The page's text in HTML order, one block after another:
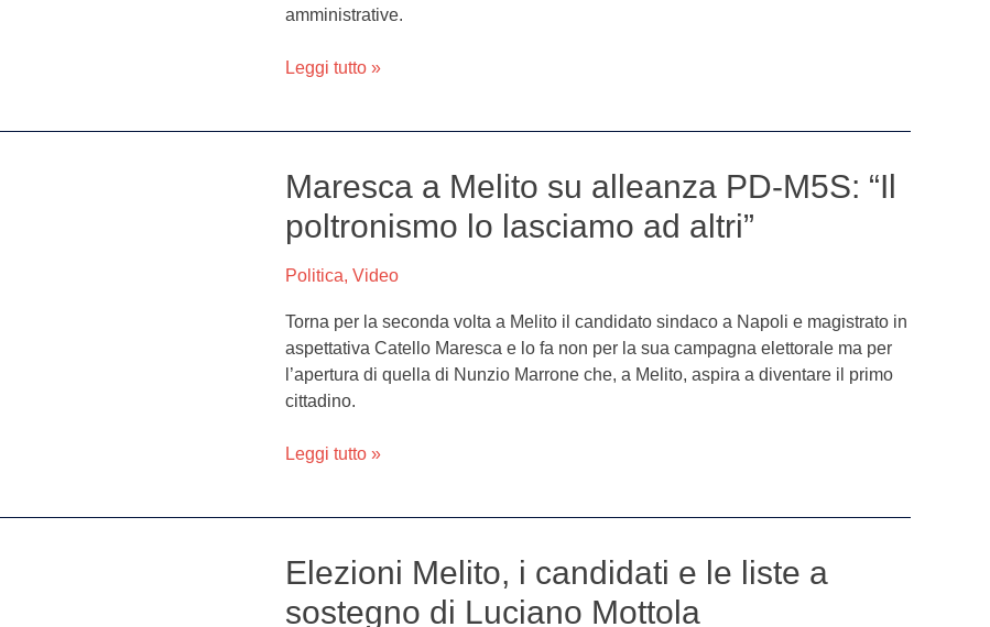
amministrative.
Leggi tutto »
Maresca a Melito su alleanza PD-M5S: “Il
poltronismo lo lasciamo ad altri”
Politica, Video
Torna per la seconda volta a Melito il candidato sindaco a Napoli e magistrato in
aspettativa Catello Maresca e lo fa non per la sua campagna elettorale ma per
l’apertura di quella di Nunzio Marrone che, a Melito, aspira a diventare il primo
cittadino.
Maresca
Melito
alleanza
PD-
“Il
poltronismo
lasciamo
Leggi tutto »
Elezioni Melito, i candidati e le liste a
sostegno di Luciano Mottola
Elezioni
i